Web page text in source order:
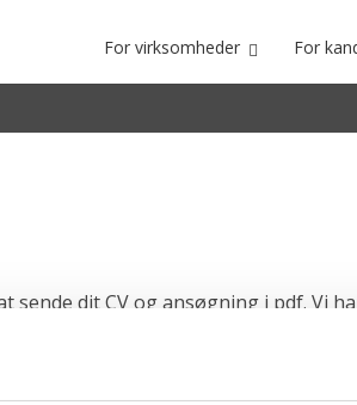
For virksomheder For
sende dit CV og ansøgning i pdf. Vi
din LinkedIn profil da det